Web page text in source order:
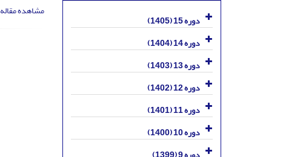
مشاهده مقاله
دوره 15 (1405)
دوره 14 (1404)
دوره 13 (1403)
دوره 12 (1402)
دوره 11 (1401)
دوره 10 (1400)